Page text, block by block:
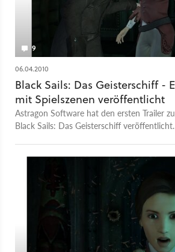
9
06.04.2010
Black Sails: Das Geisterschiff -
mit Spielszenen veröffentlicht
Astragon Software hat den ersten Trailer
Black Sails: Das Geisterschiff veröffentlicht.